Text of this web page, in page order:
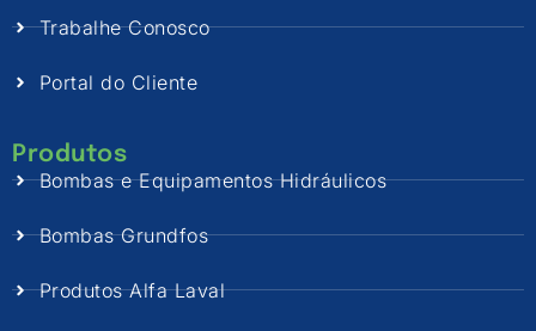
Trabalhe Conosco
Portal do Cliente
Produtos
Bombas e Equipamentos Hidráulicos
Bombas Grundfos
Produtos Alfa Laval